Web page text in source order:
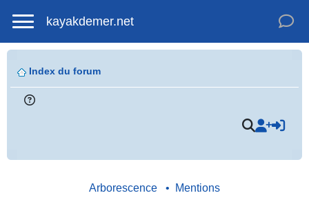
kayakdemer.net
Index du forum
Arborescence •
Mentions